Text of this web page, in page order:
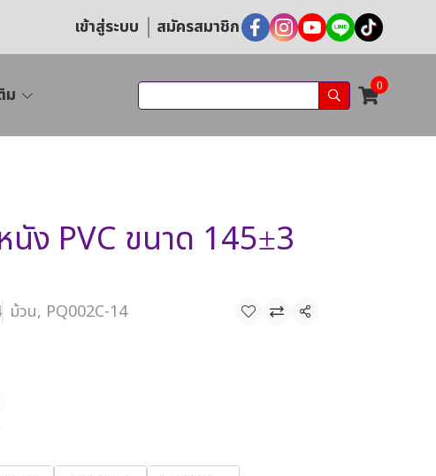
เข้าสู่ระบบ สมัครสมาชิก
ม 0
นัง PVC ขนาด 145±3
ม้วน, PQ002C-14 แชร์